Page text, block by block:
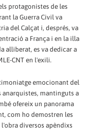
protagonistes de les
la Guerra Civil va
del Calçat i, després, va
a França i en la illa
alliberat, es va dedicar a
CNT en l'exili.
emocionant del
mantinguts a
ofereix un panorama
com ho demostren les
diversos apèndixs